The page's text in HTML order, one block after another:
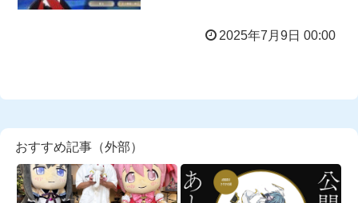
2025年7月9日 00:00
おすすめ記事（外部）